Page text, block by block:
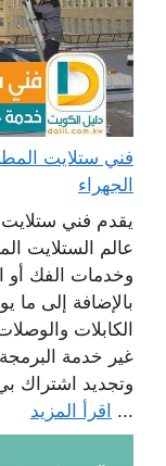
الجهراء
يقدم فني
عالم الستلايت
وخدمات الفك أو
بالإضافة إلى ما
الكابلات
غير خدمة
وتجديد اشتراك
... اقرأ المزيد